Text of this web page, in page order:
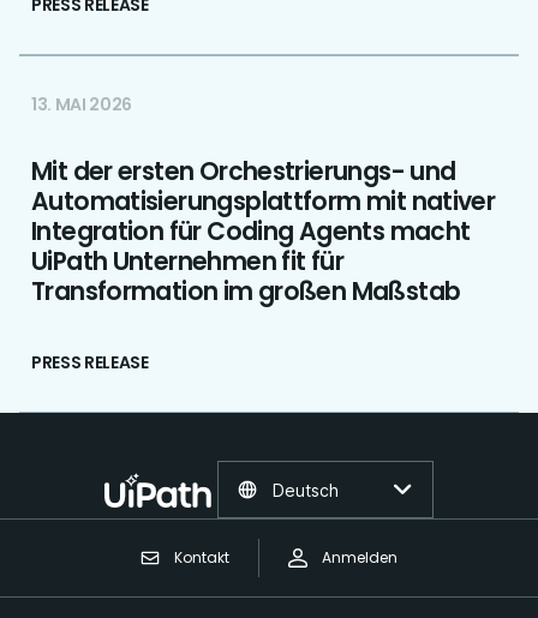
PRESS RELEASE
13. MAI 2026
Mit der ersten Orchestrierungs- und
Automatisierungsplattform mit nativer
Integration für Coding Agents macht
UiPath Unternehmen fit für
Transformation im großen Maßstab
PRESS RELEASE
Kontakt Anmelden
Deutsch